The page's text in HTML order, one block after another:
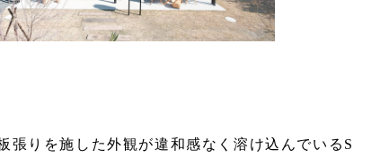
りを施した外観が違和感なく溶け込んでいるS